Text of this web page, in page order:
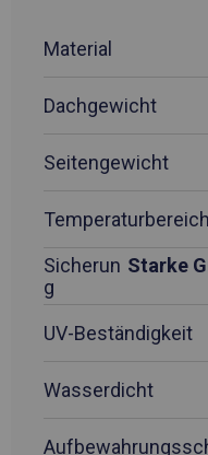
Material
Dachgewicht
Seitengewicht
Temperaturbereich
Sicherun
g
Starke
UV-Beständigkeit
Wasserdicht